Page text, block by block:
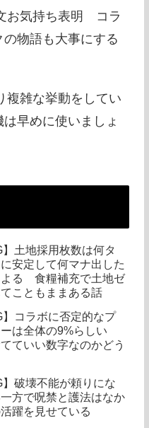
お気持ち表明 コラ
物語も大事にする
複雑な挙動をしてい
早めに使いましょ
】土地採用枚数は何タ
安定して何マナ出した
よる 食糧補充で土地ゼ
こともままある話
】コラボに否定的なプ
ーは全体の9%らしい
ていい数字なのかどう
】破壊不能が頼りにな
方で呪禁と護法はなか
活躍を見せている